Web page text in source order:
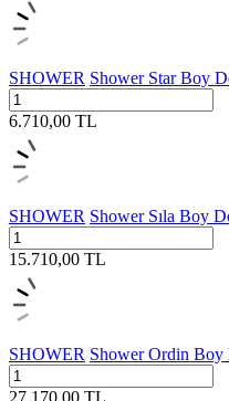
SHOWER Shower Star Boy
6.710,00 TL
SHOWER Shower Sıla Boy
15.710,00 TL
SHOWER Shower Ordin Boy
27.170,00 TL